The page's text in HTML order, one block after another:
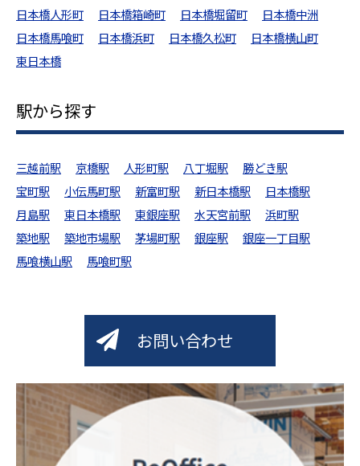
日本橋人形町
日本橋箱崎町 日本橋堀留町
日本橋中洲
日本橋馬喰町
日本橋浜町 日本橋久松町
日本橋横山町
東日本橋
駅から探す
三越前駅 京橋駅 人形町駅 八丁堀駅
勝どき駅
宝町駅
小伝馬町駅 新富町駅 新日本橋駅
日本橋駅
月島駅
東日本橋駅 東銀座駅 水天宮前駅
浜町駅
築地駅
築地市場駅 茅場町駅 銀座駅
銀座一丁目駅
馬喰横山駅
馬喰町駅
お問い合わせ